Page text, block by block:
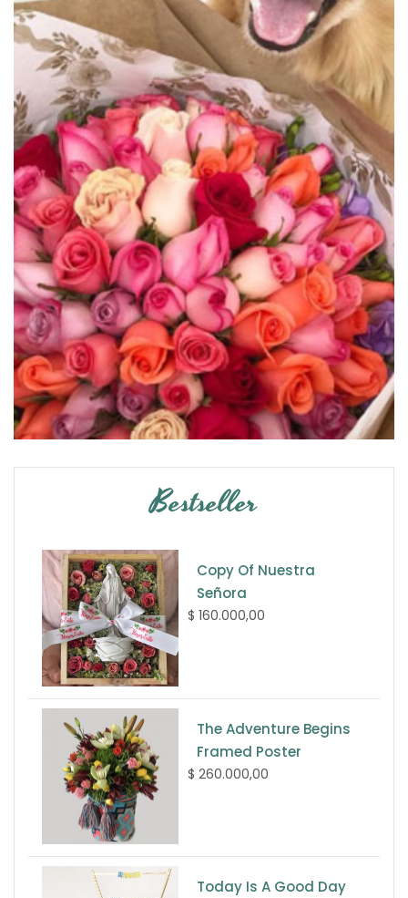
Bestseller
Copy Of Nuestra
Señora
$ 160.000,00
The Adventure Begins
Framed Poster
$ 260.000,00
Today Is A Good Day